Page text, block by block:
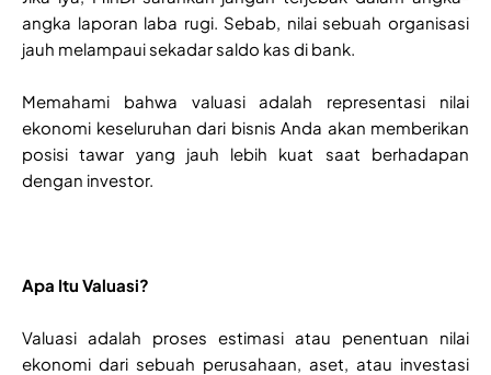
angka laporan laba rugi. Sebab, nilai sebuah organisasi
jauh melampaui sekadar saldo kas di bank.
Memahami bahwa valuasi adalah representasi nilai
ekonomi keseluruhan dari bisnis Anda akan memberikan
posisi tawar yang jauh lebih kuat saat berhadapan
dengan investor.
Apa Itu Valuasi?
Valuasi adalah proses estimasi atau penentuan nilai
ekonomi dari sebuah perusahaan, aset, atau investasi